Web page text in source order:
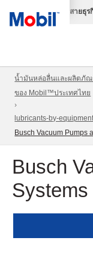
สายธุร
น้ำมันหล่อลื่นและผลิตภัณ
ของ Mobil™ประเทศไทย
lubricants-by-
Busch Vacuum Pumps
Busch
Systems